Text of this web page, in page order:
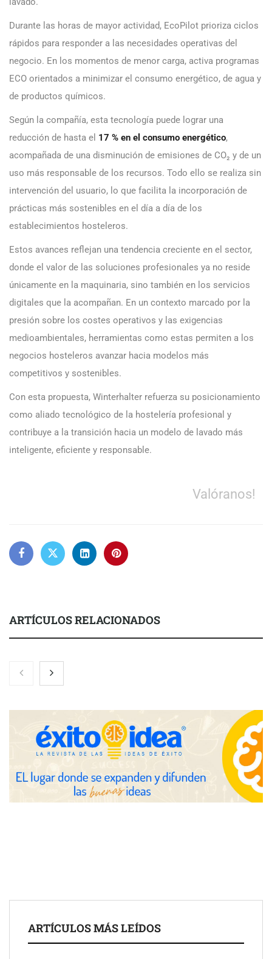
Durante las horas de mayor actividad, EcoPilot prioriza ciclos
rápidos para responder a las necesidades operativas del
negocio. En los momentos de menor carga, activa programas
ECO orientados a minimizar el consumo energético, de agua y
de productos químicos.
Según la compañía, esta tecnología puede lograr una
reducción de hasta el 17 % en el consumo energético,
acompañada de una disminución de emisiones de CO₂ y de un
uso más responsable de los recursos. Todo ello se realiza sin
intervención del usuario, lo que facilita la incorporación de
prácticas más sostenibles en el día a día de los
establecimientos hosteleros.
Estos avances reflejan una tendencia creciente en el sector,
donde el valor de las soluciones profesionales ya no reside
únicamente en la maquinaria, sino también en los servicios
digitales que la acompañan. En un contexto marcado por la
presión sobre los costes operativos y las exigencias
medioambientales, herramientas como estas permiten a los
negocios hosteleros avanzar hacia modelos más
competitivos y sostenibles.
Con esta propuesta, Winterhalter refuerza su posicionamiento
como aliado tecnológico de la hostelería profesional y
contribuye a la transición hacia un modelo de lavado más
inteligente, eficiente y responsable.
Valóranos!
ARTÍCULOS RELACIONADOS
NOVA: innovación y diseño que transforman espacios de la
mano de Tormo Franquicias
Servimudanzas supera las 3.000 reseñas con 4,8 estrellas en
ARTÍCULOS MÁS LEÍDOS